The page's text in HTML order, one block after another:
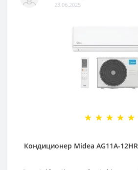
23.06.2025
Кондиционер Midea AG11A-